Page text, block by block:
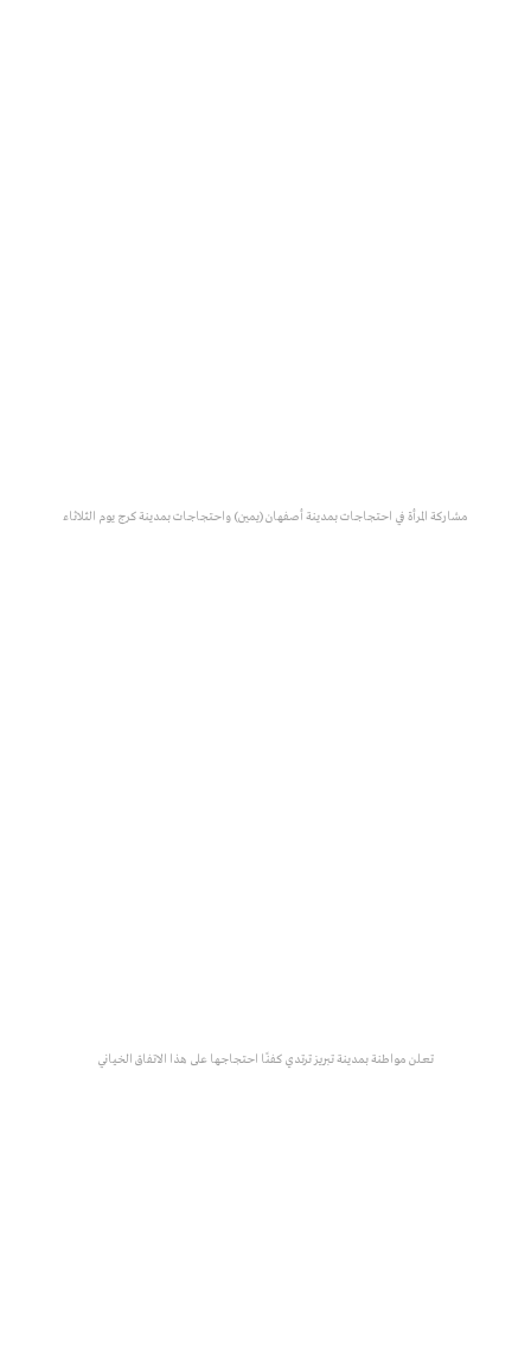
مشاركة المرأة في احتجاجات بمدينة أصفهان (يمين) واحتجاجات بمدينة كرج يوم الثلاثاء
تعلن مواطنة بمدينة تبريز ترتدي كفنًا احتجاجها على هذا الاتفاق الخياني